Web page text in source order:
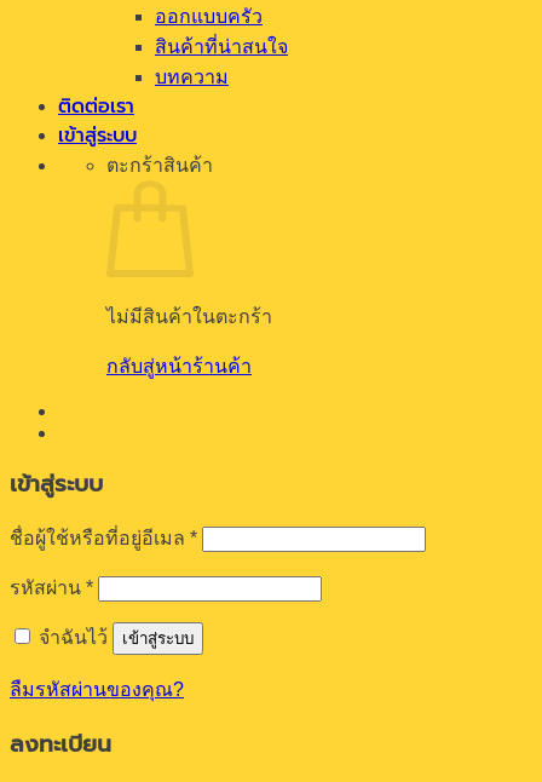
ออกแบบครัว
สินค้าที่น่าสนใจ
บทความ
ติดต่อเรา
เข้าสู่ระบบ
ตะกร้าสินค้า
ไม่มีสินค้าในตะกร้า
กลับสู่หน้าร้านค้า
เข้าสู่ระบบ
ชื่อผู้ใช้หรือที่อยู่อีเมล *ต้องการ
รหัสผ่าน *ต้องการ
จำฉันไว้ เข้าสู่ระบบ
ลืมรหัสผ่านของคุณ?
ลงทะเบียน